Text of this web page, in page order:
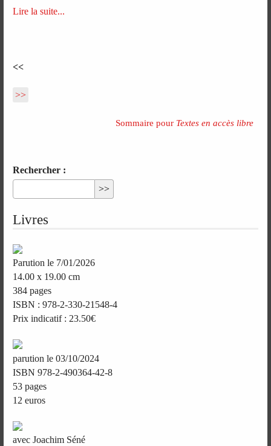
Lire la suite...
<<
>>
Sommaire pour Textes en accès libre
Rechercher :
Livres
Parution le 7/01/2026
14.00 x 19.00 cm
384 pages
ISBN : 978-2-330-21548-4
Prix indicatif : 23.50€
parution le 03/10/2024
ISBN 978-2-490364-42-8
53 pages
12 euros
avec Joachim Séné